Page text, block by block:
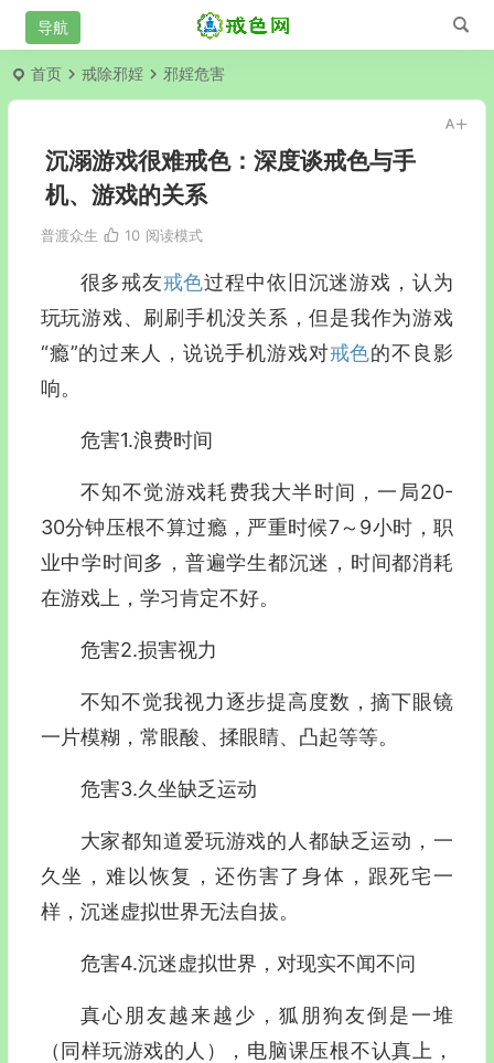
首页 戒除邪婬 邪婬危害
沉溺游戏很难戒色：深度谈戒色与手
机、游戏的关系
普渡众生 10 阅读模式
很多戒友戒色过程中依旧沉迷游戏，认为
玩玩游戏、刷刷手机没关系，但是我作为游戏
“瘾”的过来人，说说手机游戏对戒色的不良影
响。
危害1.浪费时间
不知不觉游戏耗费我大半时间，一局20-
30分钟压根不算过瘾，严重时候7～9小时，职
业中学时间多，普遍学生都沉迷，时间都消耗
在游戏上，学习肯定不好。
危害2.损害视力
不知不觉我视力逐步提高度数，摘下眼镜
一片模糊，常眼酸、揉眼睛、凸起等等。
危害3.久坐缺乏运动
大家都知道爱玩游戏的人都缺乏运动，一
久坐，难以恢复，还伤害了身体，跟死宅一
样，沉迷虚拟世界无法自拔。
危害4.沉迷虚拟世界，对现实不闻不问
真心朋友越来越少，狐朋狗友倒是一堆
（同样玩游戏的人），电脑课压根不认真上，